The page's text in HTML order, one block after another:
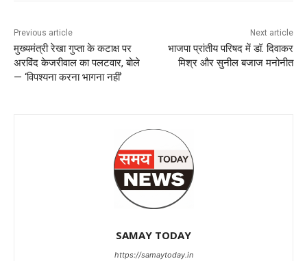
Previous article
मुख्यमंत्री रेखा गुप्ता के कटाक्ष पर
अरविंद केजरीवाल का पलटवार, बोले
— ‘विपश्यना करना भागना नहीं’
Next article
भाजपा प्रांतीय परिषद में डॉ. दिवाकर
मिश्र और सुनील बजाज मनोनीत
SAMAY TODAY
https://samaytoday.in